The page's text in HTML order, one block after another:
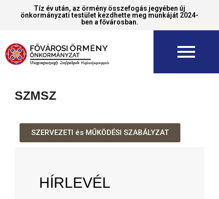
Tíz év után, az örmény összefogás jegyében új
önkormányzati testület kezdhette meg munkáját 2024-
ben a fővárosban.
SZMSZ
SZERVEZETI és MŰKÖDÉSI SZABÁLYZAT
HÍRLEVÉL